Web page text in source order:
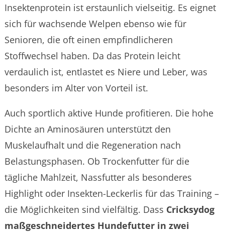
Insektenprotein ist erstaunlich vielseitig. Es eignet
sich für wachsende Welpen ebenso wie für
Senioren, die oft einen empfindlicheren
Stoffwechsel haben. Da das Protein leicht
verdaulich ist, entlastet es Niere und Leber, was
besonders im Alter von Vorteil ist.
Auch sportlich aktive Hunde profitieren. Die hohe
Dichte an Aminosäuren unterstützt den
Muskelaufhalt und die Regeneration nach
Belastungsphasen. Ob Trockenfutter für die
tägliche Mahlzeit, Nassfutter als besonderes
Highlight oder Insekten-Leckerlis für das Training –
die Möglichkeiten sind vielfältig. Dass Cricksydog
maßgeschneidertes Hundefutter in zwei